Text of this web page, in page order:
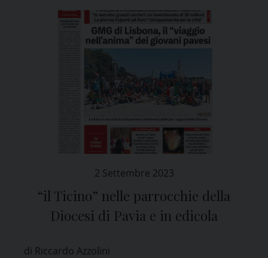
2 Settembre 2023
“il Ticino” nelle parrocchie della
Diocesi di Pavia e in edicola
di Riccardo Azzolini